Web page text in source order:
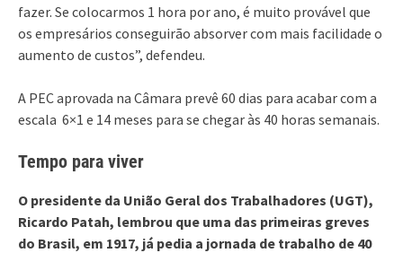
fazer. Se colocarmos 1 hora por ano, é muito provável que
os empresários conseguirão absorver com mais facilidade o
aumento de custos”, defendeu.
A PEC aprovada na Câmara prevê 60 dias para acabar com a
escala 6×1 e 14 meses para se chegar às 40 horas semanais.
Tempo para viver
O presidente da União Geral dos Trabalhadores (UGT),
Ricardo Patah, lembrou que uma das primeiras greves
do Brasil, em 1917, já pedia a jornada de trabalho de 40